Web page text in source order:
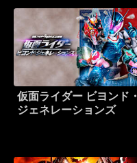
仮面ライダー ビヨンド・
ジェネレーションズ